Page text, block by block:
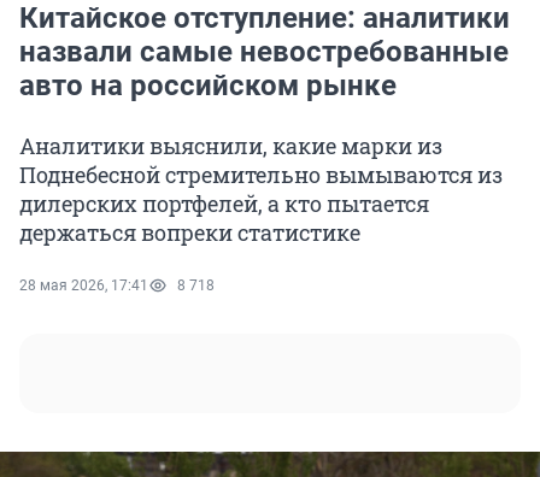
Китайское отступление: аналитики
назвали самые невостребованные
авто на российском рынке
Аналитики выяснили, какие марки из
Поднебесной стремительно вымываются из
дилерских портфелей, а кто пытается
держаться вопреки статистике
28 мая 2026, 17:41 8 718